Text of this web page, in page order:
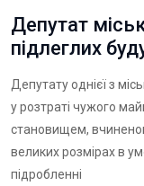
Депутат
підлеглих
Депутату однієї з
у розтраті чужого
становищем,
великих розмірах в
підробленні